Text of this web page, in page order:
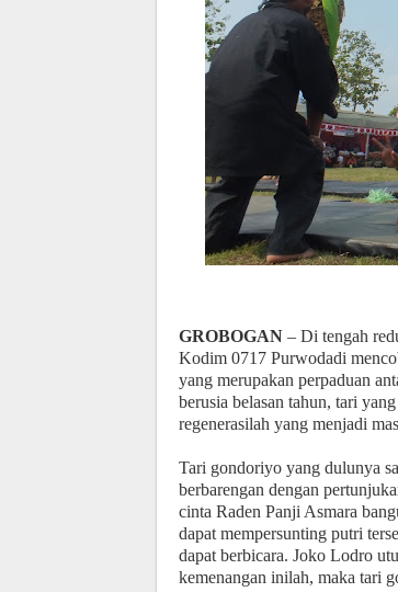
GROBOGAN – Di tengah
Kodim 0717 Purwodadi
yang merupakan perpaduan
berusia belasan tahun, tari
regenerasilah yang menjadi
Tari gondoriyo yang dulunya
berbarengan dengan
cinta Raden Panji Asmara
dapat mempersunting putri
dapat berbicara. Joko Lodro
kemenangan inilah, maka tari